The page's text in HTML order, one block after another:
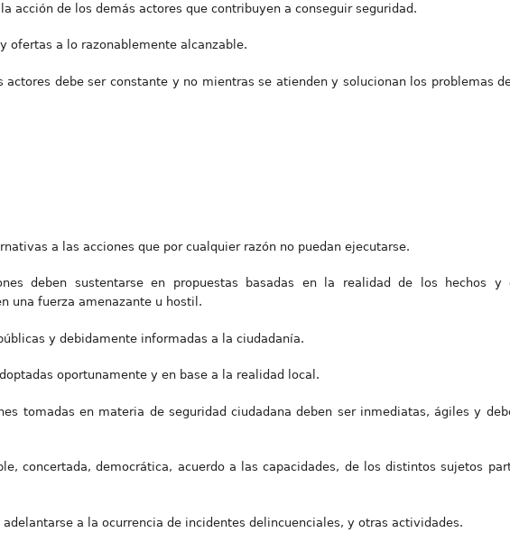
acción de los demás actores que contribuyen a conseguir seguridad.
ofertas a lo razonablemente alcanzable.
actores debe ser constante y no mientras se atienden y solucionan los problemas
a las acciones que por cualquier razón no puedan ejecutarse.
deben sustentarse en propuestas basadas en la realidad de los hechos y
una fuerza amenazante u hostil.
y debidamente informadas a la ciudadanía.
oportunamente y en base a la realidad local.
tomadas en materia de seguridad ciudadana deben ser inmediatas, ágiles y
concertada, democrática, acuerdo a las capacidades, de los distintos sujetos
a la ocurrencia de incidentes delincuenciales, y otras actividades.